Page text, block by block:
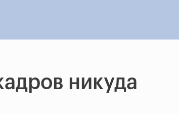
никуда